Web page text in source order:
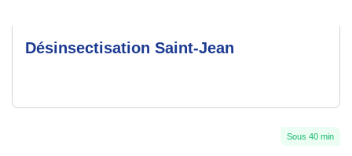
Désinsectisation Saint-Jean
Sous 40 min